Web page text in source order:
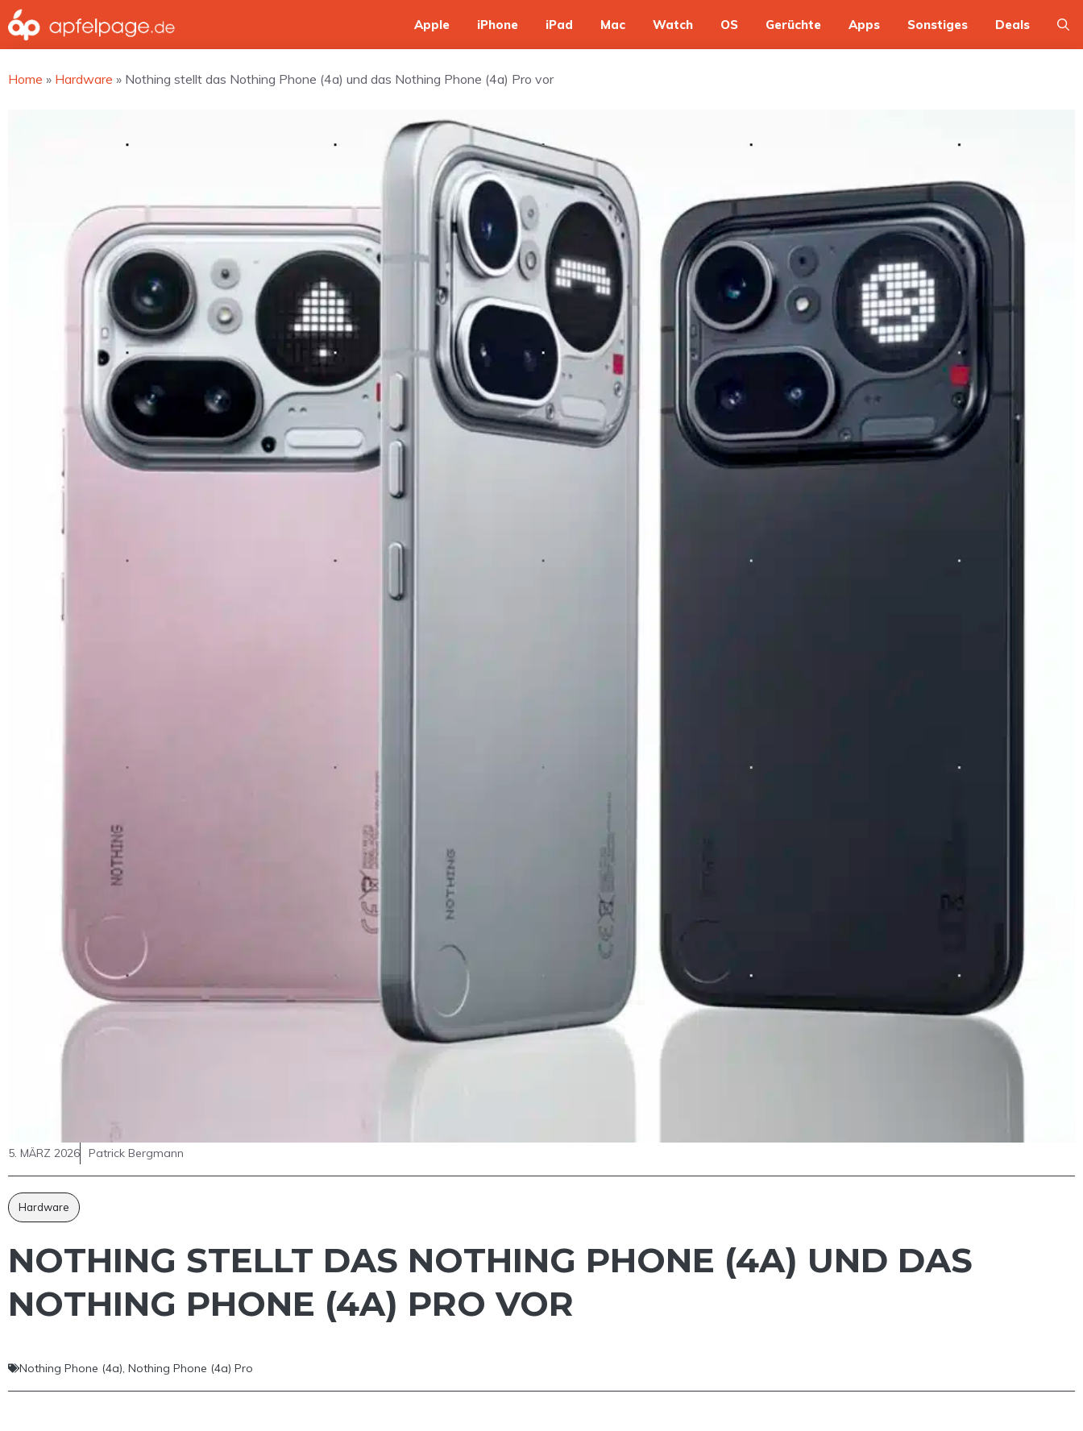
Zum
Inhalt
springen
Apple iPhone iPad Mac Watch OS Gerüchte Apps Sonstiges Deals
Home » Hardware » Nothing stellt das Nothing Phone (4a) und das Nothing Phone (4a) Pro vor
5. MÄRZ 2026 Patrick Bergmann
Hardware
NOTHING STELLT DAS NOTHING PHONE (4A) UND DAS
NOTHING PHONE (4A) PRO VOR
Nothing Phone (4a), Nothing Phone (4a) Pro